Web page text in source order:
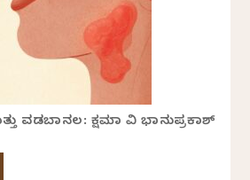
ವಡಬಾನಲ: ಕ್ಷಮಾ ವಿ ಭಾನುಪ್ರಕಾಶ್